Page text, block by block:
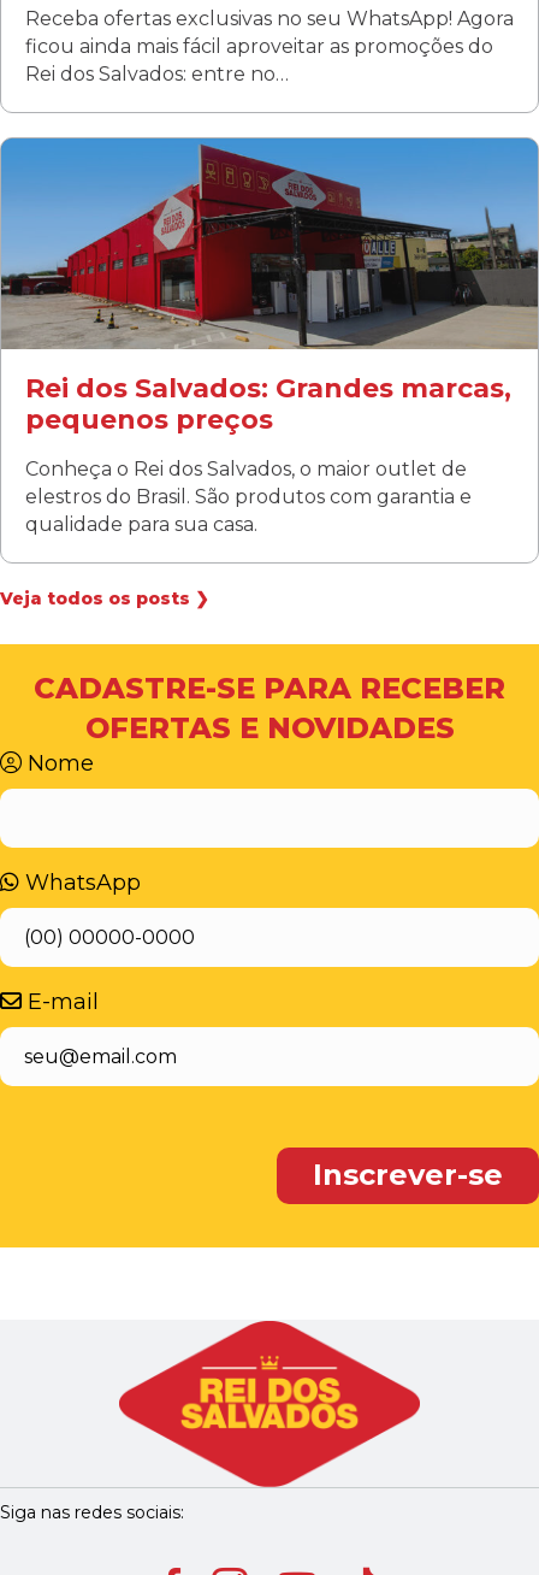
Fanny
Rua Albino Beatriz, 100 - Fanny, Curitiba –PR
Segunda a sábado: 09h00 às 19h00
Domingo: FECHADA
ÚLTIMOS DIAS DE LIQUIDAÇÃO!
(41) 3411-1754
(41) 99249-4620
Receba ofertas exclusivas no seu WhatsApp! Agora
ficou ainda mais fácil aproveitar as promoções do
Rei dos Salvados: entre no…
Rei dos Salvados: Grandes marcas,
pequenos preços
Conheça o Rei dos Salvados, o maior outlet de
elestros do Brasil. São produtos com garantia e
qualidade para sua casa.
Veja todos os posts ❯
CADASTRE-SE PARA RECEBER
OFERTAS E NOVIDADES
Nome
WhatsApp
E-mail
Siga nas redes sociais: